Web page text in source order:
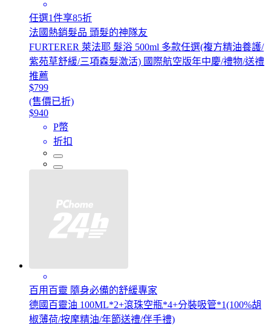
任選1件享85折
法國熱銷髮品 頭髮的神隊友
FURTERER 萊法耶 髮浴 500ml 多款任選(複方精油養護/
紫苑草舒緩/三項森髮激活) 國際航空版年中慶/禮物/送禮
推薦
$799
(售價已折)
$940
P幣
折扣
百用百靈 隨身必備的舒緩專家
德國百靈油 100ML*2+滾珠空瓶*4+分裝吸管*1(100%胡
椒薄荷/按摩精油/年節送禮/伴手禮)